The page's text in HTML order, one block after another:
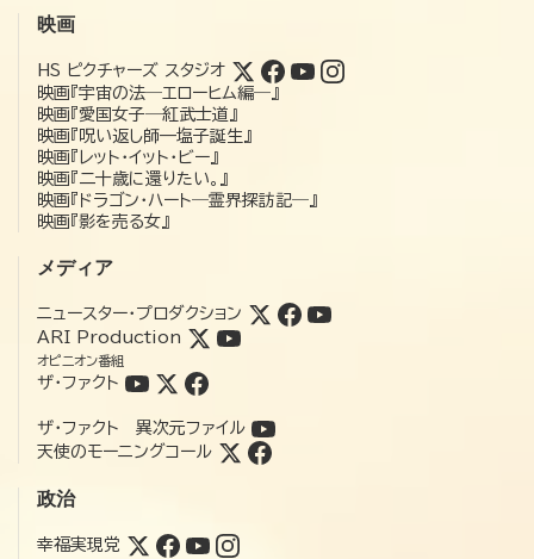
映画
HS ピクチャーズ スタジオ
映画『宇宙の法―エローヒム編―』
映画『愛国女子―紅武士道』
映画『呪い返し師—塩子誕生』
映画『レット・イット・ビー』
映画『二十歳に還りたい。』
映画『ドラゴン・ハート―霊界探訪記―』
映画『影を売る女』
メディア
ニュースター・プロダクション
ARI Production
オピニオン番組
ザ・ファクト
ザ・ファクト 異次元ファイル
天使のモーニングコール
政治
幸福実現党